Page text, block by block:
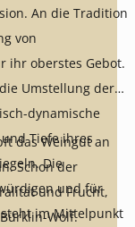
An die Tradition
von
ihr oberstes Gebot.
Umstellung der
dynamische
Tiefe ihres
Die
und für
im Mittelpunkt
das Weingut an
Schon der
und Frucht,
Wolf.